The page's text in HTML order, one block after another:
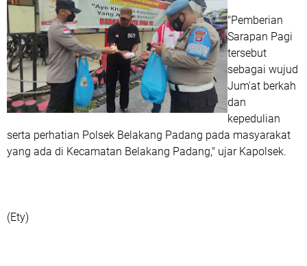
"Pemberian
Sarapan Pagi
tersebut
sebagai wujud
Jum'at berkah
dan
kepedulian
serta perhatian Polsek Belakang Padang pada masyarakat
yang ada di Kecamatan Belakang Padang," ujar Kapolsek.
(Ety)